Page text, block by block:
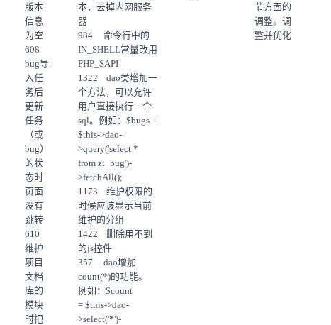
节方面的
调整。调
整并优化
本，去掉内网服务
器
984 命令行中的
IN_SHELL常量改用
PHP_SAPI
1322 dao类增加一
个方法，可以允许
用户直接执行一个
sql。例如：$bugs =
$this->dao-
>query('select *
from zt_bug')-
>fetchAll();
1173 维护权限的
时候应该显示当前
维护的分组
1422 删除用不到
的js控件
357 dao增加
count(*)的功能。
例如：$count
= $this->dao-
>select('*')-
版本
信息
为空
608
bug导
入任
务后
更新
任务
（或
bug）
的状
态时
页面
没有
跳转
610
维护
项目
文档
库的
模块
时把